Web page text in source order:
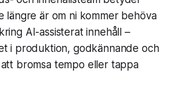
längre är om ni kommer behöva
AI-assisterat innehåll –
i produktion, godkännande och
bromsa tempo eller tappa